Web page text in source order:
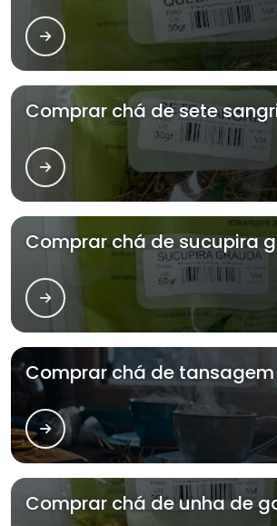
Comprar chá de sete
Comprar chá de sucupira
Comprar chá de tansagem
Comprar chá de unha de